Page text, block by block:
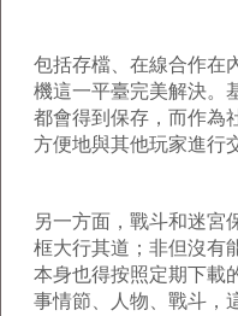
包括存檔、在線合作在
機這一平臺完美解決。
都會得到保存，而作為
方便地與其他玩家進行
另一方面，戰斗和迷宮
框大行其道；非但沒有
本身也得按照定期下
事情節、人物、戰斗，